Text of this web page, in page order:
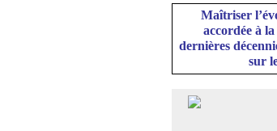
Maîtriser
accordée à
dernières
sur